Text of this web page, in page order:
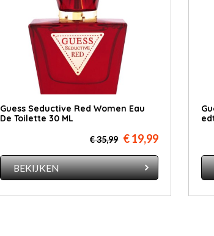
Guess Seductive Red Women Eau
De Toilette 30 ML
€ 35,99 € 19,99
BEKIJKEN